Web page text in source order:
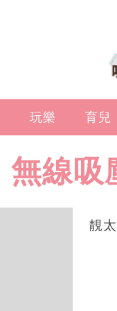
玩樂 育兒
無線吸
靚